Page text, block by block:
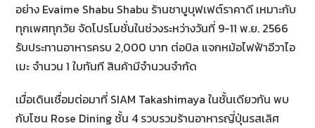
อย่าง Evaime Shabu Shabu ร้านชาบูบุฟเฟต์ราคาดี เหมาะกับ
ทุกเพศทุกวัย จัดโปรโมชั่นในช่วงระหว่างวันที่ 9-11 พ.ย. 2566
รับประทานอาหารครบ 2,000 บาท ต่อบิล แจกหม้อไฟฟ้าอีวาไอ
เมะ จำนวน 1 ใบทันที สินค้ามีจำนวนจำกัด
เมื่อเดินเชื่อมต่อมาที่ SIAM Takashimaya ในชั้นเดียวกัน พบ
กับโซน Rose Dining ชั้น 4 รวบรวมร้านอาหารญี่ปุ่นรสเลิศ